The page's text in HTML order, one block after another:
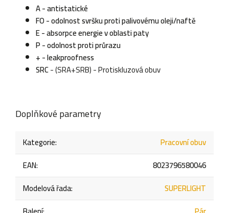
A - antistatické
FO - odolnost svršku proti palivovému oleji/naftě
E - absorpce energie v oblasti paty
P - odolnost proti průrazu
+ - leakproofness
SRC- (SRA+SRB) - Protiskluzová obuv
Doplňkové parametry
Kategorie:
Pracovní obuv
EAN:
8023796580046
Modelová řada:
SUPERLIGHT